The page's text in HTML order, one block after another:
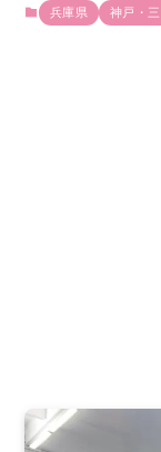
兵庫県 神戸・